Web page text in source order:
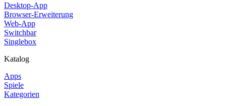
Desktop-App
Browser-Erweiterung
Web-App
Switchbar
Singlebox
Katalog
Apps
Spiele
Kategorien